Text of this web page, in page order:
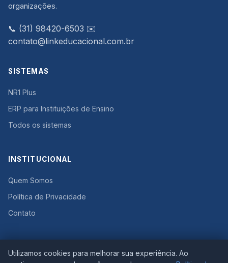
organizações.
📞 (31) 98420-6503 ✉️
contato@linkeducacional.com.br
SISTEMAS
NR1 Plus
ERP para Instituições de Ensino
Todos os sistemas
INSTITUCIONAL
Quem Somos
Política de Privacidade
Contato
Utilizamos cookies para melhorar sua experiência. Ao